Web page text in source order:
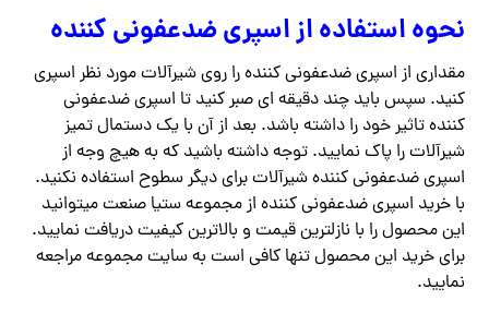
نحوه استفاده از اسپری ضدعفونی کننده
مقداری از اسپری ضدعفونی کننده را روی شیرآلات مورد نظر اسپری
کنید. سپس باید چند دقیقه ای صبر کنید تا اسپری ضدعفونی
کننده تاثیر خود را داشته باشد. بعد از آن با یک دستمال تمیز
شیرآلات را پاک نمایید. توجه داشته باشید که به هیچ وجه از
اسپری ضدعفونی کننده شیرآلات برای دیگر سطوح استفاده نکنید.
با خرید اسپری ضدعفونی کننده از مجموعه ستیا صنعت میتوانید
این محصول را با نازلترین قیمت و بالاترین کیفیت دریافت نمایید.
برای خرید این محصول تنها کافی است به سایت مجموعه مراجعه
نمایید.